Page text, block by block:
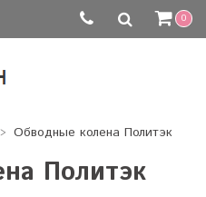
0
Обводные колена Политэк
Политэк